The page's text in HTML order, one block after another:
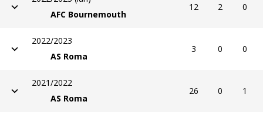
AFC Bournemouth
12 2 0
2022/2023
AS Roma
3 0 0
2021/2022
AS Roma
26 0 1